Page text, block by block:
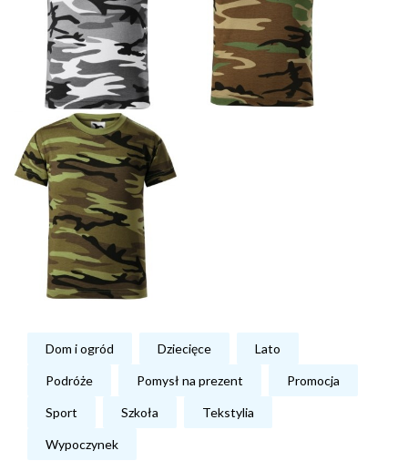
Dom i ogród Dziecięce Lato
Podróże Pomysł na prezent Promocja
Sport Szkoła Tekstylia
Wypoczynek